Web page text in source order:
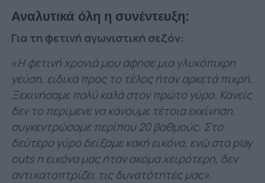
Αναλυτικά όλη η συνέντευξη:
Για τη φετινή αγωνιστική σεζόν:
«Η φετινή χρονιά μου άφησε μια γλυκόπικρη
γεύση, ειδικά προς το τέλος ήταν αρκετά πικρή.
Ξεκινήσαμε πολύ καλά στον πρώτο γύρο. Κανείς
δεν το περίμενε να κάνουμε τέτοια εκκίνηση,
συγκεντρώσαμε περίπου 20 βαθμούς. Στο
δεύτερο γύρο δείξαμε κακή εικόνα, ενώ στα play
outs η εικόνα μας ήταν ακόμα χειρότερη, δεν
αντικατοπτρίζει τις δυνατότητές μας».